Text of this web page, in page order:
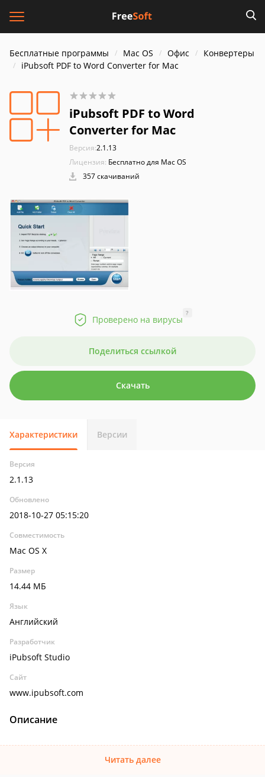
Бесплатные программы Mac OS Офис
Конвертеры
iPubsoft PDF to Word Converter for Mac
iPubsoft PDF to Word
Converter for Mac
Версия:2.1.13
Лицензия: Бесплатно для Mac OS
357 скачиваний
Проверено на вирусы
?
Поделиться ссылкой
Скачать
Характеристики Версии
Версия
2.1.13
Обновлено
2018-10-27 05:15:20
Совместимость
Mac OS X
Размер
14.44 МБ
Язык
Английский
Разработчик
iPubsoft Studio
Сайт
www.ipubsoft.com
Описание
Читать далее